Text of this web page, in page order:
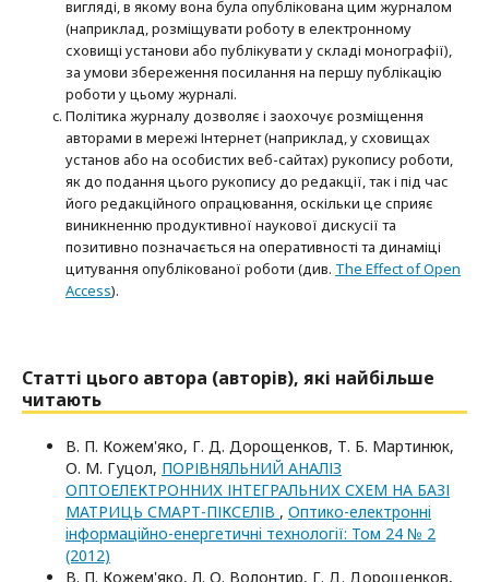
вигляді, в якому вона була опублікована цим журналом
(наприклад, розміщувати роботу в електронному
сховищі установи або публікувати у складі монографії),
за умови збереження посилання на першу публікацію
роботи у цьому журналі.
Політика журналу дозволяє і заохочує розміщення
авторами в мережі Інтернет (наприклад, у сховищах
установ або на особистих веб-сайтах) рукопису роботи,
як до подання цього рукопису до редакції, так і під час
його редакційного опрацювання, оскільки це сприяє
виникненню продуктивної наукової дискусії та
позитивно позначається на оперативності та динаміці
цитування опублікованої роботи (див. The Effect of Open
Access).
Статті цього автора (авторів), які найбільше
читають
В. П. Кожем'яко, Г. Д. Дорощенков, Т. Б. Мартинюк,
О. М. Гуцол, ПОРІВНЯЛЬНИЙ АНАЛІЗ
ОПТОЕЛЕКТРОННИХ ІНТЕГРАЛЬНИХ СХЕМ НА БАЗІ
МАТРИЦЬ СМАРТ-ПІКСЕЛІВ , Оптико-електроннi
iнформацiйно-енергетичнi технологiї: Том 24 № 2
(2012)
В. П. Кожем'яко, Л. О. Волонтир, Г. Д. Дорощенков,